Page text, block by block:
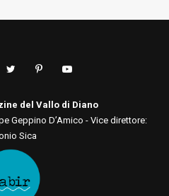
del Vallo di Diano
Geppino D’Amico - Vice direttore:
Sica